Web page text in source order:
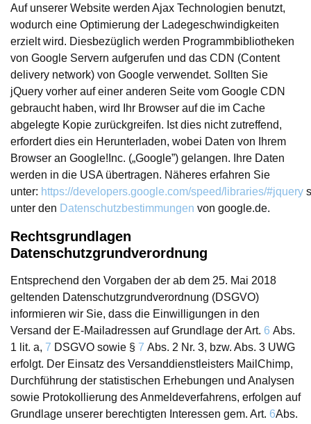
Auf unserer Website werden Ajax Technologien benutzt,
wodurch eine Optimierung der Ladegeschwindigkeiten
erzielt wird. Diesbezüglich werden Programmbibliotheken
von Google Servern aufgerufen und das CDN (Content
delivery network) von Google verwendet. Sollten Sie
jQuery vorher auf einer anderen Seite vom Google CDN
gebraucht haben, wird Ihr Browser auf die im Cache
abgelegte Kopie zurückgreifen. Ist dies nicht zutreffend,
erfordert dies ein Herunterladen, wobei Daten von Ihrem
Browser an Google!Inc. („Google”) gelangen. Ihre Daten
werden in die USA übertragen. Näheres erfahren Sie
unter: https://developers.google.com/speed/libraries/#jquery
unter den Datenschutzbestimmungen von google.de.
Rechtsgrundlagen
Datenschutzgrundverordnung
Entsprechend den Vorgaben der ab dem 25. Mai 2018
geltenden Datenschutzgrundverordnung (DSGVO)
informieren wir Sie, dass die Einwilligungen in den
Versand der E-Mailadressen auf Grundlage der Art. 6 Abs.
1 lit. a, 7 DSGVO sowie § 7 Abs. 2 Nr. 3, bzw. Abs. 3 UWG
erfolgt. Der Einsatz des Versanddienstleisters MailChimp,
Durchführung der statistischen Erhebungen und Analysen
sowie Protokollierung des Anmeldeverfahrens, erfolgen auf
Grundlage unserer berechtigten Interessen gem. Art. 6Abs.